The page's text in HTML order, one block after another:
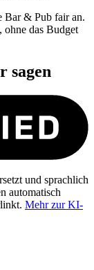
Bar & Pub fair an.
ohne das Budget
sagen
und sprachlich
automatisch
Mehr zur KI-